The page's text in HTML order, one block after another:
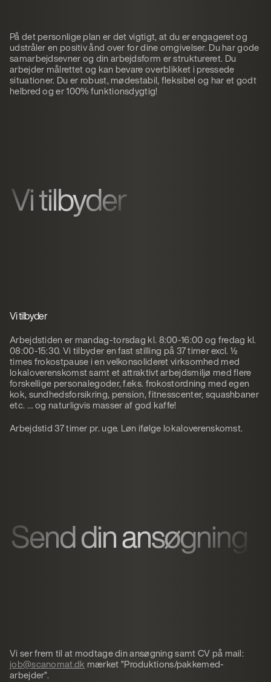
På det personlige plan er det vigtigt, at du er engageret og
udstråler en positiv ånd over for dine omgivelser. Du har gode
samarbejdsevner og din arbejdsform er struktureret. Du
arbejder målrettet og kan bevare overblikket i pressede
situationer. Du er robust, mødestabil, fleksibel og har et godt
helbred og er 100% funktionsdygtig!
Vi tilbyder
Vi tilbyder
Arbejdstiden er mandag-torsdag kl. 8:00-16:00 og fredag kl.
08:00-15:30. Vi tilbyder en fast stilling på 37 timer excl. ½
times frokostpause i en velkonsolideret virksomhed med
lokaloverenskomst samt et attraktivt arbejdsmiljø med flere
forskellige personalegoder, f.eks. frokostordning med egen
kok, sundhedsforsikring, pension, fitnesscenter, squashbaner
etc. … og naturligvis masser af god kaffe!
Arbejdstid 37 timer pr. uge. Løn ifølge lokaloverenskomst.
Send din ansøgning
Vi ser frem til at modtage din ansøgning samt CV på mail:
job@scanomat.dk mærket ”Produktions/pakkemed-
arbejder”.